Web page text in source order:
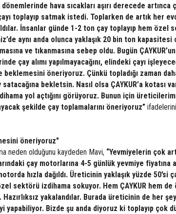
hava sıcakları aşırı derecede artınca
toplayıp satmak istedi. Toplarken de artık her
İnsanlar günde 1-2 ton çay toplayıp hem özel
aynı anda olunca yaklaşık 20 bin ton kapasitesi
ve tıkanmasına sebep oldu. Bugün ÇAYKUR’un
çay alımı yapılmayacağını, elindeki çayı
öneriyoruz. Çünkü topladığı zaman
bekletsin. Nasıl olsa ÇAYKUR’a kotası
yol açtığını görüyoruz. Bunun için
şekilde çay toplamalarını öneriyoruz” ifadelerini
öneriyoruz"
neden olduğunu kaydeden Mavi, “Yevmiyelerin çok
çay motorlarına 4-5 günlük yevmiye fiyatına
hızla dağıldı. Üreticinin yaklaşık yüzde 50’si
sektörü izdihama sokuyor. Hem ÇAYKUR hem de
yakalandılar. Burada üreticinin de her
Bizde şu anda diyoruz ki toplayıp çok